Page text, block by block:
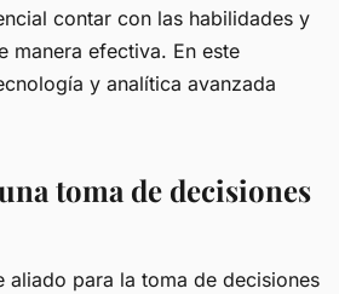
contar con las habilidades y
manera efectiva. En este
y analítica avanzada
toma de decisiones
aliado para la toma de decisiones